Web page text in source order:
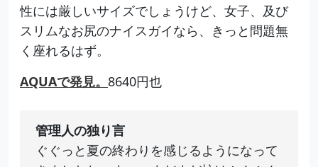
性には厳しいサイズでしょうけど、女子、及び
スリムなお尻のナイスガイなら、きっと問題無
く座れるはず。
AQUAで発見。 8640円也
管理人の独り言
ぐぐっと夏の終わりを感じるようになって